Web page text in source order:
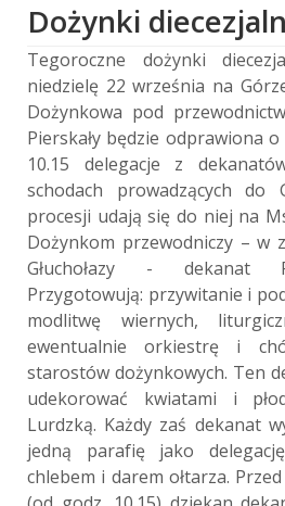
Dożynki
Tegoroczne dożynki
niedzielę 22 września na
Dożynkowa pod
Pierskały będzie odprawiona o
10.15 delegacje z
schodach prowadzących
procesji udają się do niej na
Dożynkom przewodniczy – w
Głuchołazy - dekanat
Przygotowują: przywitanie i
modlitwę wiernych,
ewentualnie orkiestrę i
starostów dożynkowych. Ten
udekorować kwiatami i
Lurdzką. Każdy zaś dekanat
jedną parafię jako
chlebem i darem ołtarza.